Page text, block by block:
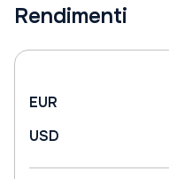
Rendimenti
EUR
USD